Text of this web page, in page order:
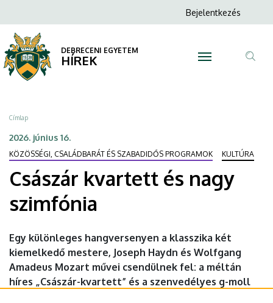
kvartett
és
nagy
szimfónia
DEBRECENI
EGYETEM
a
tartalomra
Anonim
menüje
Bejelentkezés
DEBRECENI EGYETEM
HÍREK
Morzsa
Címlap
2026. június 16.
KÖZÖSSÉGI, CSALÁDBARÁT ÉS SZABADIDŐS PROGRAMOK KULTÚRA
Császár kvartett és nagy
szimfónia
Egy különleges hangversenyen a klasszika két
kiemelkedő mestere, Joseph Haydn és Wolfgang
Amadeus Mozart művei csendülnek fel: a méltán
híres „Császár-kvartett” és a szenvedélyes g-moll